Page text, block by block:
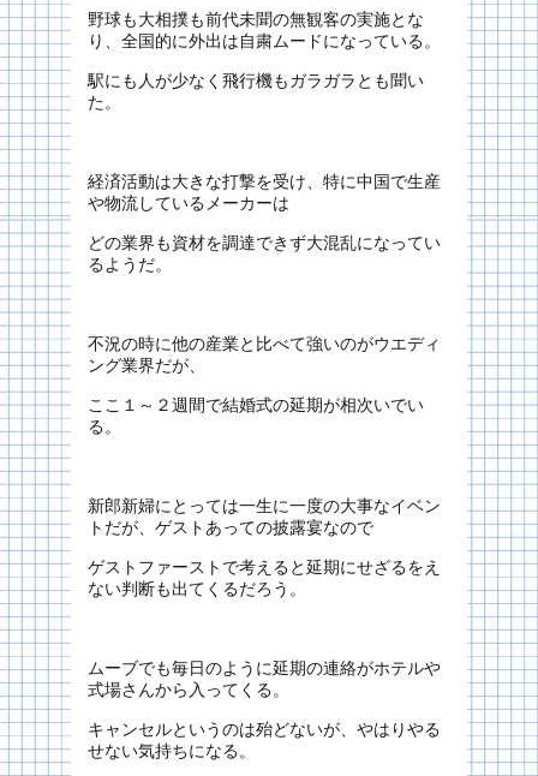
野球も大相撲も前代未聞の無観客の実施とな
り、全国的に外出は自粛ムードになっている。
駅にも人が少なく飛行機もガラガラとも聞い
た。
経済活動は大きな打撃を受け、特に中国で生産
や物流しているメーカーは
どの業界も資材を調達できず大混乱になってい
るようだ。
不況の時に他の産業と比べて強いのがウエディ
ング業界だが、
ここ１～２週間で結婚式の延期が相次いでい
る。
新郎新婦にとっては一生に一度の大事なイベン
トだが、ゲストあっての披露宴なので
ゲストファーストで考えると延期にせざるをえ
ない判断も出てくるだろう。
ムーブでも毎日のように延期の連絡がホテルや
式場さんから入ってくる。
キャンセルというのは殆どないが、やはりやる
せない気持ちになる。